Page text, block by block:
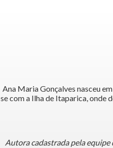
Ana Maria Gonçalves nasceu
se com a Ilha de Itaparica, onde
Autora cadastrada pela